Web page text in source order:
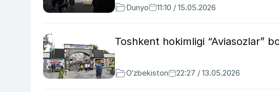
Dunyo 11:10 / 15.05.2026
Toshkent hokimligi “Aviasozlar”
O‘zbekiston 22:27 / 13.05.2026